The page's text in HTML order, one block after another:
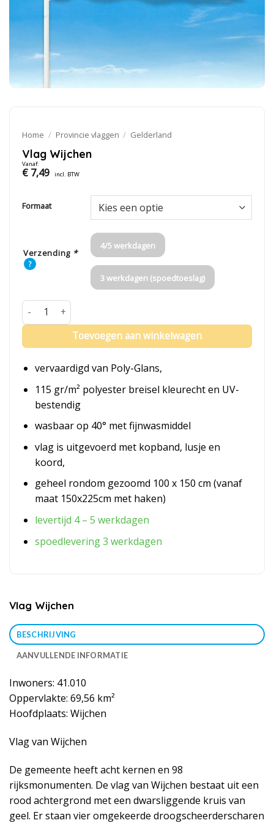
Home / Provincie vlaggen / Gelderland
Vlag Wijchen
Vanaf:
€7,49 incl. BTW
Formaat
Verzending *
?
4/5 werkdagen
3 werkdagen (spoedtoeslag)
Vlag Wijchen aantal
Toevoegen aan winkelwagen
vervaardigd van Poly-Glans,
115 gr/m² polyester breisel kleurecht en UV-
bestendig
wasbaar op 40° met fijnwasmiddel
vlag is uitgevoerd met kopband, lusje en
koord,
geheel rondom gezoomd 100 x 150 cm (vanaf
maat 150x225cm met haken)
levertijd 4 – 5 werkdagen
spoedlevering 3 werkdagen
Vlag Wijchen
BESCHRIJVING
AANVULLENDE INFORMATIE
Inwoners: 41.010
Oppervlakte: 69,56 km²
Hoofdplaats: Wijchen
Vlag van Wijchen
De gemeente heeft acht kernen en 98
rijksmonumenten. De vlag van Wijchen bestaat uit een
rood achtergrond met een dwarsliggende kruis van
geel. Er staan vier omgekeerde droogscheerderscharen